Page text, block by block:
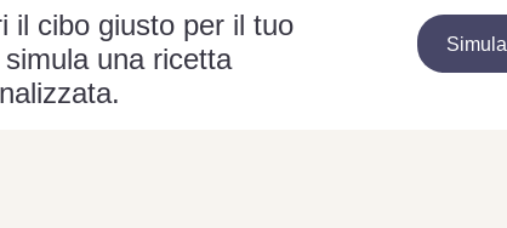
il cibo giusto per il tuo
una ricetta
Simula